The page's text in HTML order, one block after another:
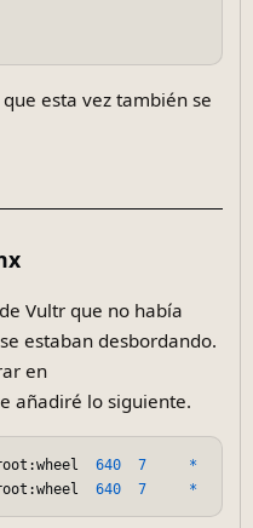
esta vez también se
Vultr que no había
estaban desbordando.
en
añadiré lo siguiente.
640 7 *
640 7 *